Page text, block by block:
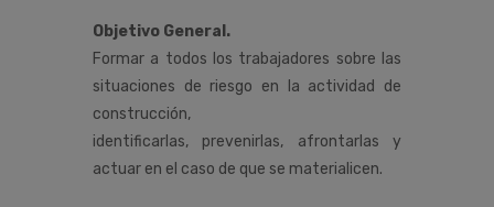
Objetivo General.
Formar a todos los trabajadores sobre las
situaciones de riesgo en la actividad de
construcción,
identificarlas, prevenirlas, afrontarlas y
actuar en el caso de que se materialicen.